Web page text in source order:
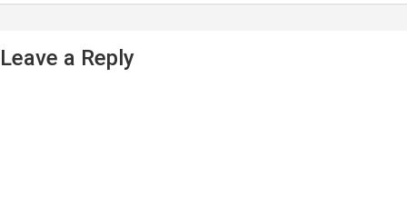
Leave a Reply